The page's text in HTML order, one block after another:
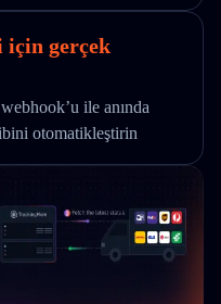
için gerçek
ile anında
otomatikleştirin